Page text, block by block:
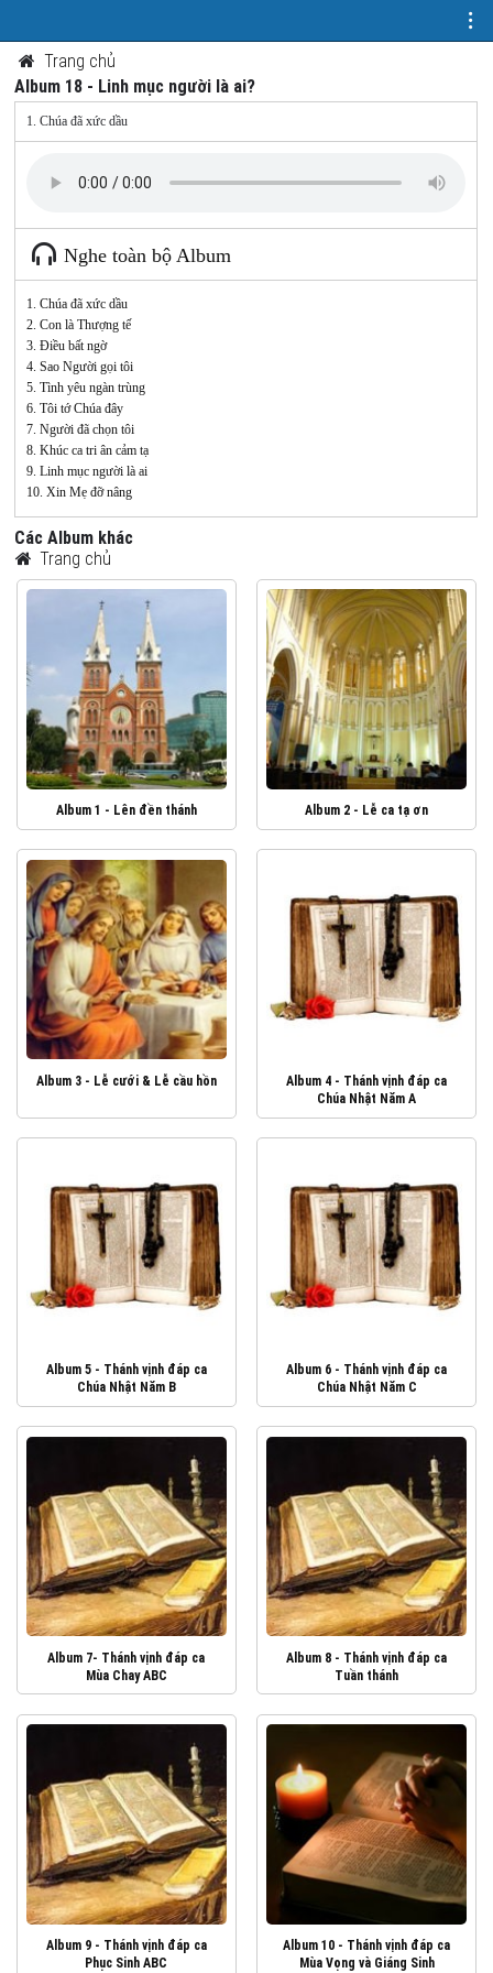
Trang chủ
Album 18 - Linh mục người là ai?
1. Chúa đã xức dầu
Nghe toàn bộ Album
1. Chúa đã xức dầu
2. Con là Thượng tế
3. Điều bất ngờ
4. Sao Người gọi tôi
5. Tình yêu ngàn trùng
6. Tôi tớ Chúa đây
7. Người đã chọn tôi
8. Khúc ca tri ân cảm tạ
9. Linh mục người là ai
10. Xin Mẹ đỡ nâng
Các Album khác
Trang chủ
Album 1 - Lên đền thánh Album 2 - Lễ ca tạ ơn
Album 3 - Lễ cưới & Lễ cầu hồn
Album 4 - Thánh vịnh đáp ca
Chúa Nhật Năm A
Album 5 - Thánh vịnh đáp ca
Chúa Nhật Năm B
Album 6 - Thánh vịnh đáp ca
Chúa Nhật Năm C
Album 7- Thánh vịnh đáp ca
Mùa Chay ABC
Album 8 - Thánh vịnh đáp ca
Tuần thánh
Album 9 - Thánh vịnh đáp ca
Phục Sinh ABC
Album 10 - Thánh vịnh đáp ca
Mùa Vọng và Giáng Sinh